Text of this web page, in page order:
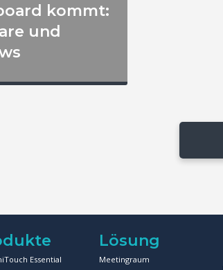
kommt:
und
Essential
Lösung
Meetingraum